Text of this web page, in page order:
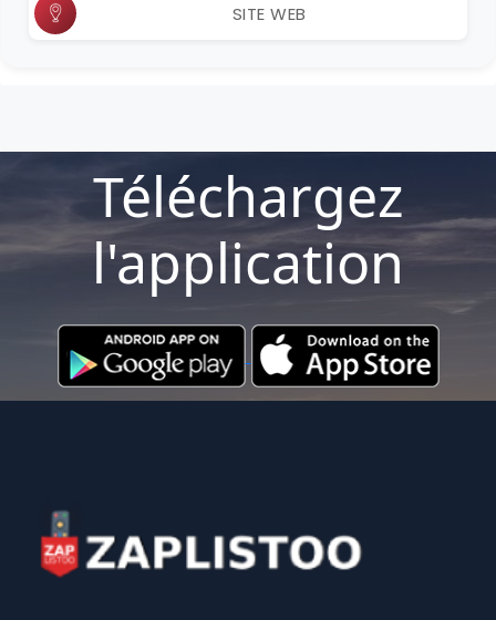
SITE WEB
Téléchargez
l'application